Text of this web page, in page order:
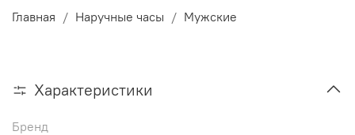
Главная Наручные часы Мужские
Характеристики
Бренд